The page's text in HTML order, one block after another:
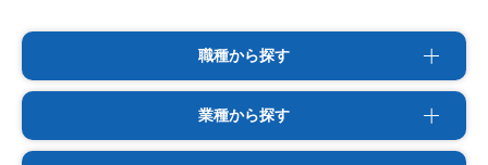
職種から探す
業種から探す